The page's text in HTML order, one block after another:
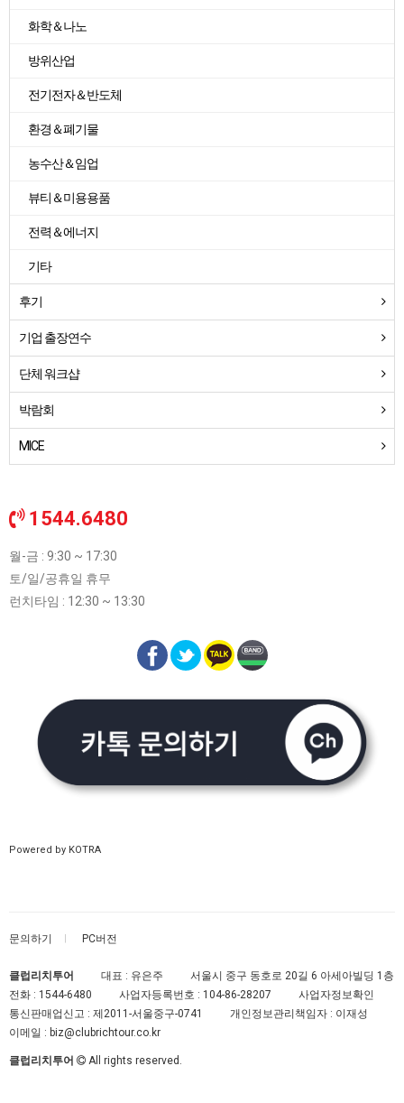
화학＆나노
방위산업
전기전자＆반도체
환경＆폐기물
농수산＆임업
뷰티＆미용용품
전력＆에너지
기타
후기
기업 출장연수
단체 워크샵
박람회
MICE
1544.6480
월-금 : 9:30 ~ 17:30
토/일/공휴일 휴무
런치타임 : 12:30 ~ 13:30
Powered by KOTRA
문의하기 PC버전
클럽리치투어 대표 : 유은주
서울시 중구 동호로 20길 6 아세아빌딩 1층
전화 : 1544-6480 사업자등록번호 : 104-86-28207
사업자정보확인
통신판매업신고 : 제2011-서울중구-0741
개인정보관리책임자 : 이재성
이메일 : biz@clubrichtour.co.kr
클럽리치투어 All rights reserved.